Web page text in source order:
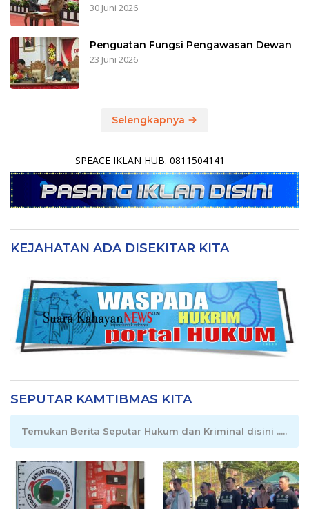
30 Juni 2026
Penguatan Fungsi Pengawasan Dewan
23 Juni 2026
Selengkapnya
SPEACE IKLAN HUB. 0811504141
KEJAHATAN ADA DISEKITAR KITA
SEPUTAR KAMTIBMAS KITA
Temukan Berita Seputar Hukum dan Kriminal disini .....